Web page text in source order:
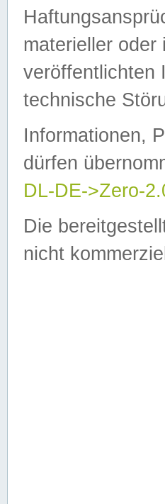
materieller oder
veröffentlichten
technische
Informationen,
dürfen
DL-DE->Zero-
Die
nicht